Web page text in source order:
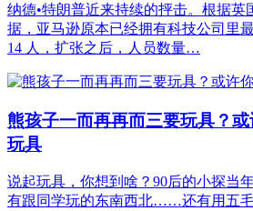
纳德•特朗普近来持续的抨击。根据英
据，亚马逊原本已经拥有科技公司里
14 人，扩张之后，人员数量…
熊孩子一而再再而三要玩具？
玩具
说起玩具，你想到啥？90后的小探
有跟同学玩的东南西北……还有用五